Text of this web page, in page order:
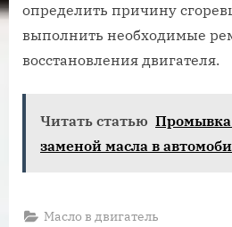
определить причину
выполнить необходимые
восстановления двигателя.
Читать статью Промывка
заменой масла в
Масло в двигатель